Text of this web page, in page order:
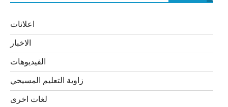
اعلانات
الاخبار
الفيديوهات
زاوية التعليم المسيحي
لغات اخرى